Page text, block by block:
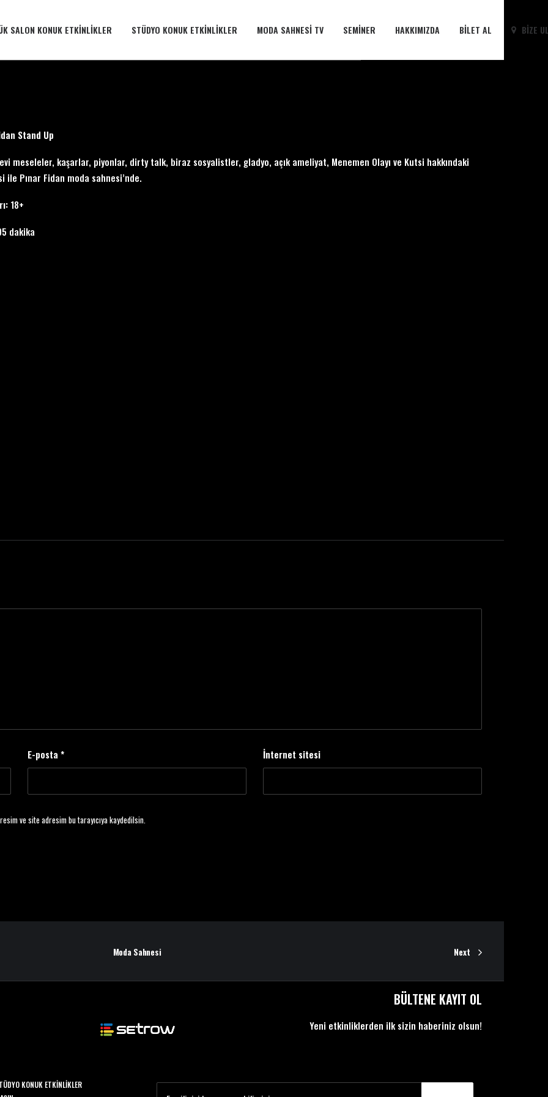
SALON KONUK ETKINLIKLER STÜDYO KONUK ETKINLIKLER MODA SAHNESI TV SEMINER HAKKIMIZDA BILET AL BIZE
Stand Up
meseleler, kaşarlar, piyonlar, dirty talk, biraz sosyalistler, gladyo, açık ameliyat, Menemen Olayı ve Kutsi hakkındaki
ile Pınar Fidan moda sahnesi’nde.
18+
dakika
E-posta * İnternet sitesi
ve site adresim bu tarayıcıya kaydedilsin.
Moda Sahnesi Next
BÜLTENE KAYIT OL
Yeni etkinliklerden ilk sizin haberiniz olsun!
KONUK ETKINLIKLER